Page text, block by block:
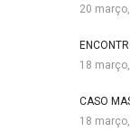
20
18
CASO
18